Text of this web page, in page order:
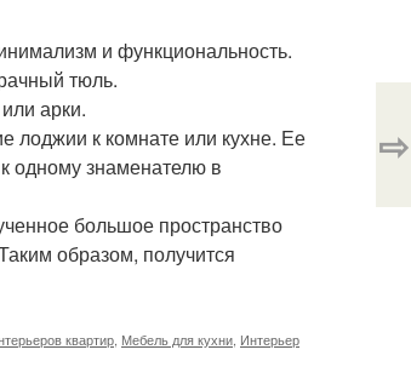
и функциональность.
тюль.
арки.
лоджии к комнате или кухне. Ее
одному знаменателю в
большое пространство
образом, получится
квартир Мебель для кухни Интерьер
⇨